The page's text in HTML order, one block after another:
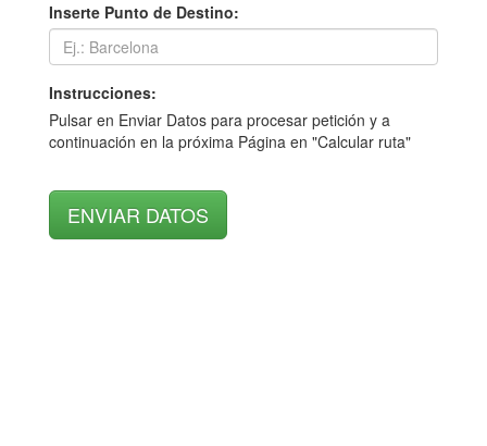
Inserte Punto de Destino:
Instrucciones:
Pulsar en Enviar Datos para procesar petición y a
continuación en la próxima Página en "Calcular ruta"